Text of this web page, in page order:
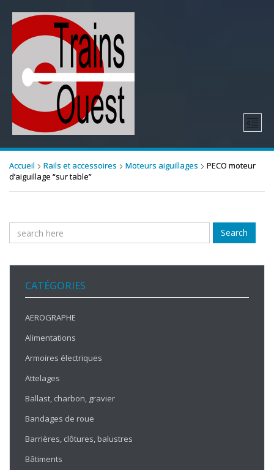
Accueil Rails et accessoires Moteurs aiguillages
PECO moteur
d’aiguillage “sur table”
Search
CATÉGORIES
AEROGRAPHE
Alimentations
Armoires électriques
Attelages
Ballast, charbon, gravier
Bandages de roue
Barrières, clôtures, balustres
Bâtiments